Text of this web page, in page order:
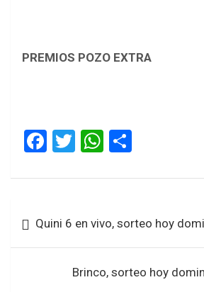
PREMIOS POZO EXTRA
F
ce
o
o
T
tt
W
at
A
p
p
ar
de
entradas
Quini 6 en vivo, sorteo hoy
Brinco, sorteo hoy